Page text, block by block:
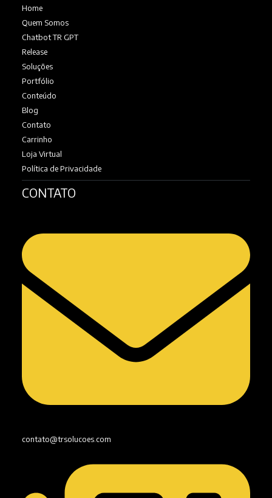
Home
Quem Somos
Chatbot TR GPT
Release
Soluções
Portfólio
Conteúdo
Blog
Contato
Carrinho
Loja Virtual
Política de Privacidade
CONTATO
contato@trsolucoes.com